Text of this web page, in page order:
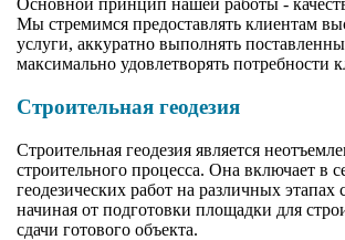
Основной принцип нашей работы -
Мы стремимся предоставлять клиентам
услуги, аккуратно выполнять
максимально удовлетворять потребности
Строительная геодезия
Строительная геодезия является
строительного процесса. Она включает в
геодезических работ на различных этапах
начиная от подготовки площадки для
сдачи готового объекта.